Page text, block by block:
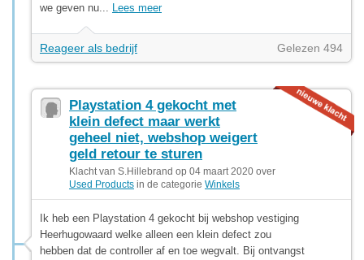
we geven nu... Lees meer
Reageer als bedrijf Gelezen 494
Playstation 4 gekocht met
klein defect maar werkt
geheel niet, webshop weigert
geld retour te sturen
Klacht van S.Hillebrand op 04 maart 2020 over
Used Products in de categorie Winkels
Ik heb een Playstation 4 gekocht bij webshop vestiging
Heerhugowaard welke alleen een klein defect zou
hebben dat de controller af en toe wegvalt. Bij ontvangst